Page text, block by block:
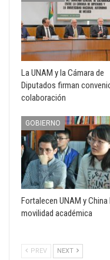
La UNAM y la Cámara de
Diputados firman
colaboración
GOBIERNO
Fortalecen UNAM y China
movilidad académica
PREV NEXT